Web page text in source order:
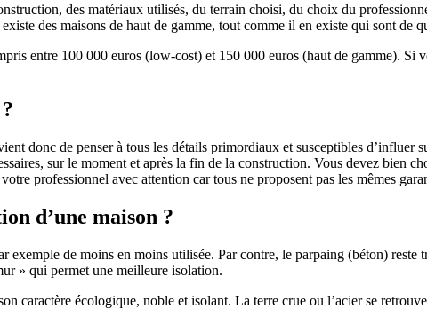
des matériaux utilisés, du terrain choisi, du choix du
des maisons de haut de gamme, tout comme il en existe qui sont de
entre 100 000 euros (low-cost) et 150 000 euros (haut de gamme). Si
donc de penser à tous les détails primordiaux et susceptibles d’influer
sur le moment et après la fin de la construction. Vous devez bien
professionnel avec attention car tous ne proposent pas les mêmes
d’une maison ?
exemple de moins en moins utilisée. Par contre, le parpaing (béton) reste
» qui permet une meilleure isolation.
caractère écologique, noble et isolant. La terre crue ou l’acier se